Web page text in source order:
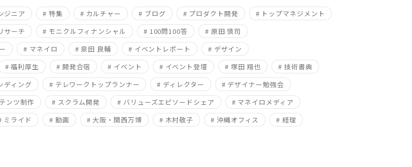
ジニア # 特集 # カルチャー # ブログ # プロダクト開発
# トップマネジメント
サーチ # モニクルフィナンシャル # 100問100答
# 原田 慎司
# マネイロ # 泉田 良輔 # イベントレポート
# デザイン
# 福利厚生 # 開発合宿 # イベント # イベント登壇 # 塚田 翔也
# 技術書典
ディング # テレワークトップランナー # ディレクター
# デザイナー勉強会
ンツ制作 # スクラム開発 # バリューズエピソードシェア
# マネイロメディア
ミライド # 動画 # 大阪・関西万博 # 木村敬子 # 沖縄オフィス
# 経理